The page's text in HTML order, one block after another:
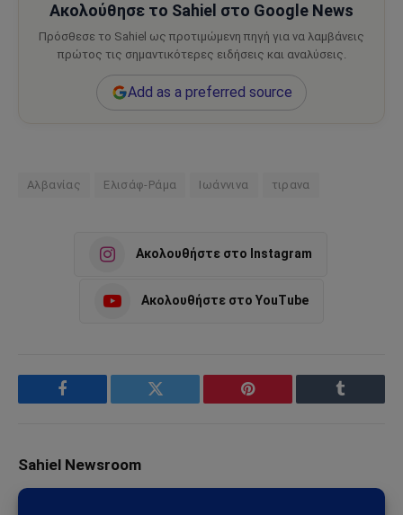
Ακολούθησε το Sahiel στο Google News
Πρόσθεσε το Sahiel ως προτιμώμενη πηγή για να λαμβάνεις
πρώτος τις σημαντικότερες ειδήσεις και αναλύσεις.
Add as a preferred source
Αλβανίας Ελισάφ-Ράμα Ιωάννινα τιρανα
Ακολουθήστε στο Instagram
Ακολουθήστε στο YouTube
Facebook Twitter Pinterest Tumblr
Sahiel Newsroom